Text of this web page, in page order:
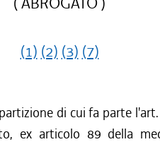
(1) (2) (3) (7)
di cui fa parte
ex articolo 89 della